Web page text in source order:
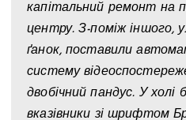
капітальний ремонт на
центру. З-поміж іншого,
ґанок, поставили
систему
двобічний пандус. У холі
вказівники зі шрифтом